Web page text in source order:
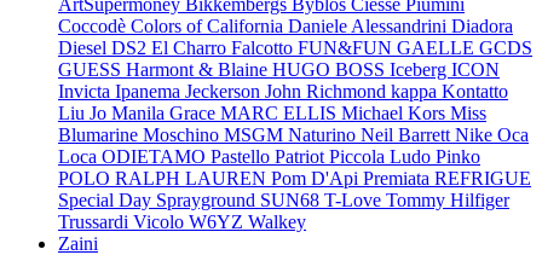
ArtSupermoney Bikkembergs Byblos Ciesse Piumini
Coccodè Colors of California Daniele Alessandrini Diadora
Diesel DS2 El Charro Falcotto FUN&FUN GAELLE GCDS
GUESS Harmont & Blaine HUGO BOSS Iceberg ICON
Invicta Ipanema Jeckerson John Richmond kappa Kontatto
Liu Jo Manila Grace MARC ELLIS Michael Kors Miss
Blumarine Moschino MSGM Naturino Neil Barrett Nike Oca
Loca ODIETAMO Pastello Patriot Piccola Ludo Pinko
POLO RALPH LAUREN Pom D'Api Premiata REFRIGUE
Special Day Sprayground SUN68 T-Love Tommy Hilfiger
Trussardi Vicolo W6YZ Walkey
Zaini